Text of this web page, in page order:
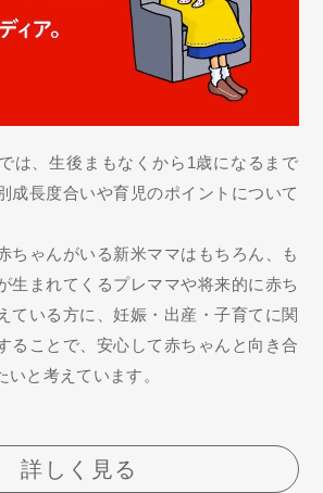
は、生後まもなくから1歳になるまで
成長度合いや育児のポイントについて
ちゃんがいる新米ママはもちろん、も
生まれてくるプレママや将来的に赤ち
ている方に、妊娠・出産・子育てに関
ることで、安心して赤ちゃんと向き合
いと考えています。
詳しく見る